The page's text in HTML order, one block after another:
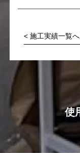
< 施工実績一覧
使